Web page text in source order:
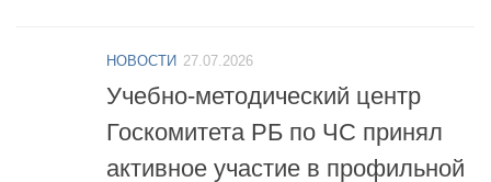
НОВОСТИ 27.07.2026
Учебно-методический центр
Госкомитета РБ по ЧС принял
активное участие в профильной